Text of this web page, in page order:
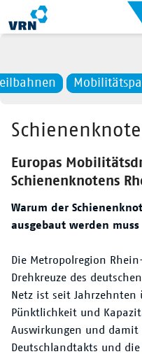
Auskunft
für
Kontakt
Leichte Sprache
Suche
Liniennetz
Tickets
Mobilität
Europas
Schienenknotens
Warum der
ausgebaut werden muss
Die Metropolregion
Drehkreuze des
Netz ist seit
Pünktlichkeit und
Auswirkungen und damit
Deutschlandtakts und